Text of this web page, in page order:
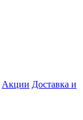
Акции Доставка и